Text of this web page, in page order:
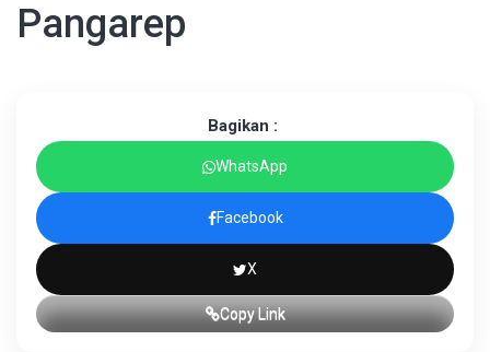
Pangarep
Bagikan :
WhatsApp
Facebook
X
Copy Link